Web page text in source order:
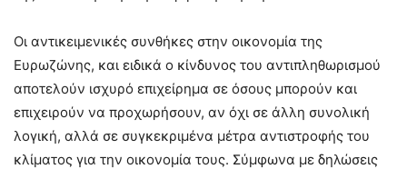
Οι αντικειμενικές συνθήκες στην οικονομία της
Ευρωζώνης, και ειδικά ο κίνδυνος του αντιπληθωρισμού
αποτελούν ισχυρό επιχείρημα σε όσους μπορούν και
επιχειρούν να προχωρήσουν, αν όχι σε άλλη συνολική
λογική, αλλά σε συγκεκριμένα μέτρα αντιστροφής του
κλίματος για την οικονομία τους. Σύμφωνα με δηλώσεις